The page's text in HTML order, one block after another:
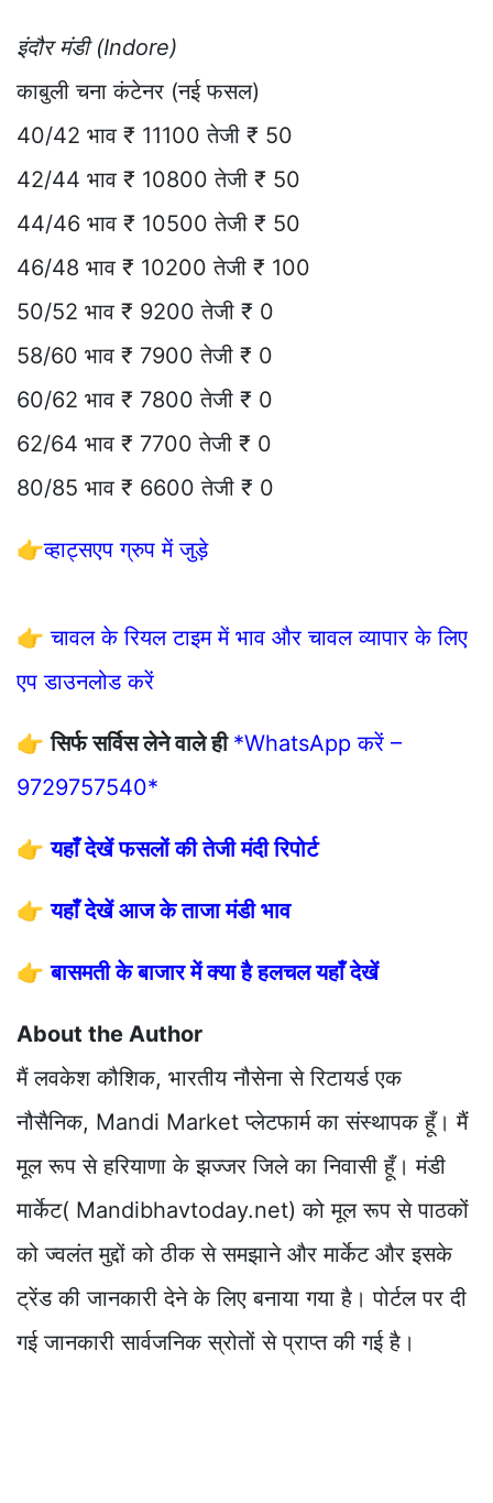
इंदौर मंडी (Indore)
काबुली चना कंटेनर (नई फसल)
40/42 भाव ₹ 11100 तेजी ₹ 50
42/44 भाव ₹ 10800 तेजी ₹ 50
44/46 भाव ₹ 10500 तेजी ₹ 50
46/48 भाव ₹ 10200 तेजी ₹ 100
50/52 भाव ₹ 9200 तेजी ₹ 0
58/60 भाव ₹ 7900 तेजी ₹ 0
60/62 भाव ₹ 7800 तेजी ₹ 0
62/64 भाव ₹ 7700 तेजी ₹ 0
80/85 भाव ₹ 6600 तेजी ₹ 0
👉व्हाट्सएप ग्रुप में जुड़े
👉चावल के रियल टाइम में भाव और चावल व्यापार के लिए
एप डाउनलोड करें
👉सिर्फ सर्विस लेने वाले ही *WhatsApp करें –
9729757540*
👉यहाँ देखें फसलों की तेजी मंदी रिपोर्ट
👉यहाँ देखें आज के ताजा मंडी भाव
👉बासमती के बाजार में क्या है हलचल यहाँ देखें
About the Author
मैं लवकेश कौशिक, भारतीय नौसेना से रिटायर्ड एक
नौसैनिक, Mandi Market प्लेटफार्म का संस्थापक हूँ। मैं
मूल रूप से हरियाणा के झज्जर जिले का निवासी हूँ। मंडी
मार्केट( Mandibhavtoday.net) को मूल रूप से पाठकों
को ज्वलंत मुद्दों को ठीक से समझाने और मार्केट और इसके
ट्रेंड की जानकारी देने के लिए बनाया गया है। पोर्टल पर दी
गई जानकारी सार्वजनिक स्रोतों से प्राप्त की गई है।